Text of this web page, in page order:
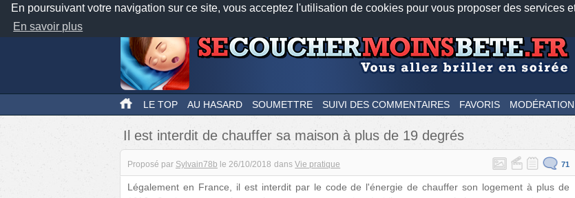
En poursuivant votre navigation sur ce site, vous acceptez l'utilisation de cookies pour vous proposer des services
En savoir plus
Nos applications mobiles Newsletter
LE TOP AU HASARD SOUMETTRE SUIVI DES COMMENTAIRES FAVORIS MODÉRATION
Il est interdit de chauffer sa maison à plus de 19 degrés
Proposé par Sylvain78b le 26/10/2018 dans Vie pratique 71
Légalement en France, il est interdit par le code de l'énergie de chauffer son logement à plus de